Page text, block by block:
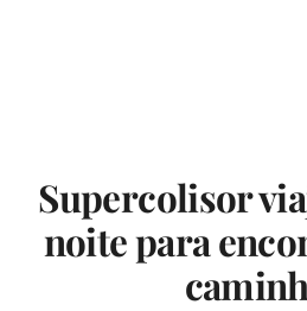
Supercolisor
noite para